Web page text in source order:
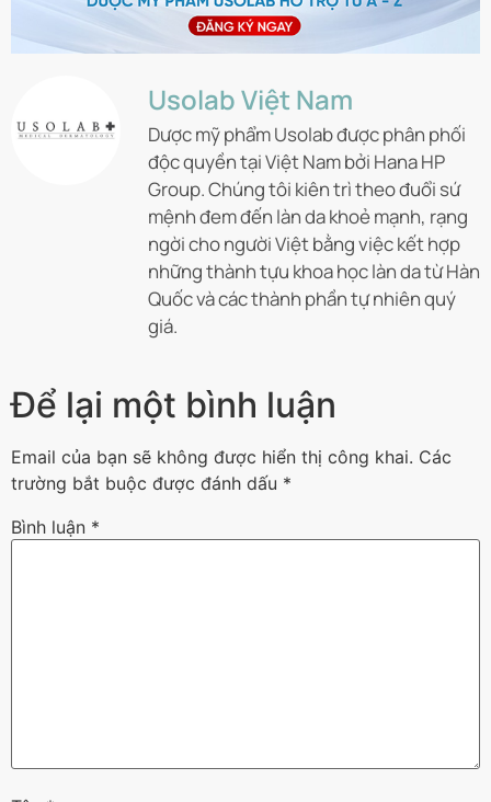
Usolab Việt Nam
Dược mỹ phẩm Usolab được phân phối
độc quyền tại Việt Nam bởi Hana HP
Group. Chúng tôi kiên trì theo đuổi sứ
mệnh đem đến làn da khoẻ mạnh, rạng
ngời cho người Việt bằng việc kết hợp
những thành tựu khoa học làn da từ Hàn
Quốc và các thành phần tự nhiên quý
giá.
Để lại một bình luận
Email của bạn sẽ không được hiển thị công khai. Các
trường bắt buộc được đánh dấu *
Bình luận *